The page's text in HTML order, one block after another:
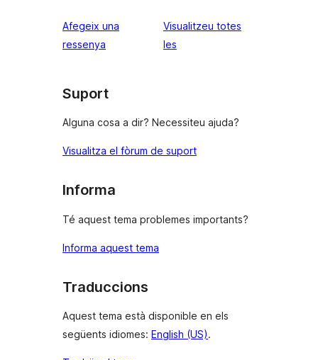
de
1
Afegeix una
ressenya
Visualitzeu totes
lesressenyes
Suport
Alguna cosa a dir? Necessiteu ajuda?
Visualitza el fòrum de suport
Informa
Té aquest tema problemes importants?
Informa aquest tema
Traduccions
Aquest tema està disponible en els
següents idiomes: English (US).